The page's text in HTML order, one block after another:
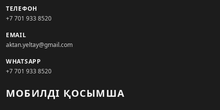
ТЕЛЕФОН
+7 701 933 8520
EMAIL
aktan.yeltay@gmail.com
WHATSAPP
+7 701 933 8520
МОБИЛДІ ҚОСЫМША